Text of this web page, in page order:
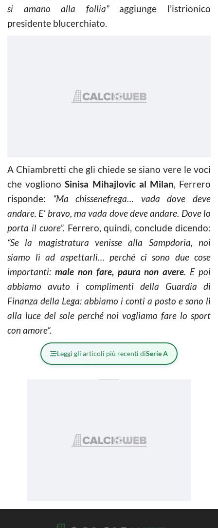
si amano alla follia”aggiunge l’istrionico
presidente blucerchiato.
A Chiambretti che gli chiede se siano vere le voci
che vogliono Sinisa Mihajlovic al Milan, Ferrero
risponde: “Ma chissenefrega… vada dove deve
andare. E’ bravo, ma vada dove deve andare. Dove lo
porta il cuore”. Ferrero, quindi, conclude dicendo:
“Se la magistratura venisse alla Sampdoria, noi
siamo lì ad aspettarli… perché ci sono due cose
importanti: male non fare, paura non avere. E poi
abbiamo avuto i complimenti della Guardia di
Finanza della Lega: abbiamo i conti a posto e sono lì
alla luce del sole perché noi vogliamo fare lo sport
con amore”.
Leggi gli articoli più recenti diSerie A